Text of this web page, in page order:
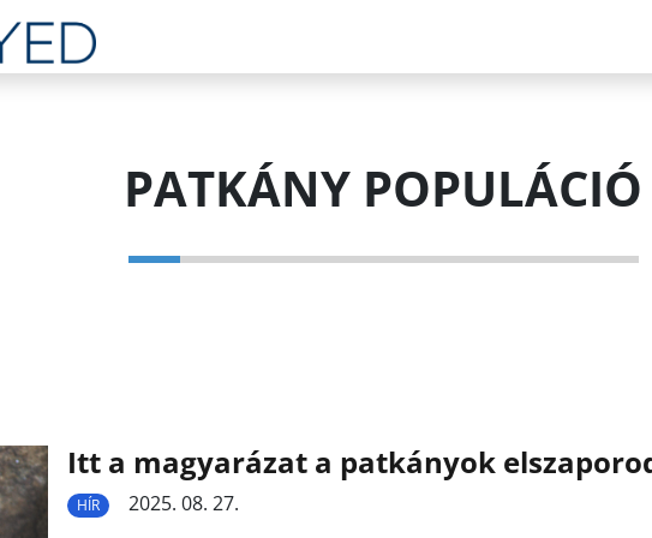
PATKÁNY POPULÁCIÓ
Itt a magyarázat a patkányok
HÍR
2025. 08. 27.